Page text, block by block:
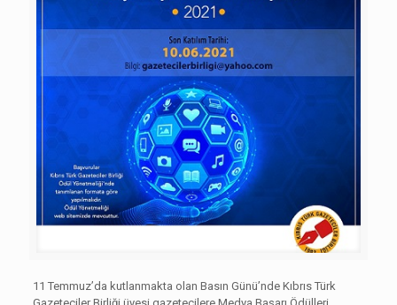
11 Temmuz’da kutlanmakta olan Basın Günü’nde Kıbrıs Türk